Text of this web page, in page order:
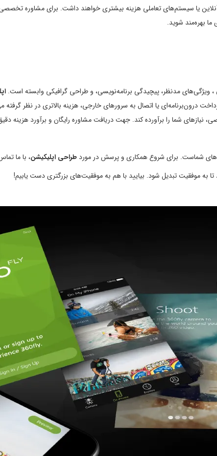
آنلاین یا سیستم‌های تعاملی هزینه بیشتری خواهند داشت. برای مشاوره تخصصی
بهره‌مند شوید.
، ویژگی‌های مدنظر، پیچیدگی برنامه‌نویسی، و طراحی گرافیکی وابسته است.
درون‌برنامه‌ای یا اتصال به سرورهای خارجی، هزینه بالاتری در نظر گرفته
نیازهای شما را برآورده کند. جهت دریافت مشاوره رایگان و برآورد هزینه
شماست. برای شروع همکاری و پرسش در مورد طراحی اپلیکیشن، با ما
تا به موفقیت تبدیل شود. بیایید با هم به موفقیت‌های بزرگتری دست یابیم!